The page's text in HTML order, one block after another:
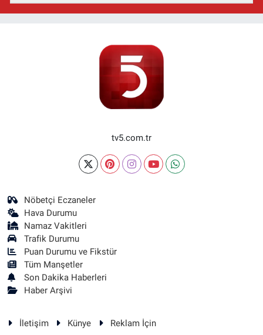
tv5.com.tr
Nöbetçi Eczaneler
Hava Durumu
Namaz Vakitleri
Trafik Durumu
Puan Durumu ve Fikstür
Tüm Manşetler
Son Dakika Haberleri
Haber Arşivi
İletişim Künye Reklam İçin